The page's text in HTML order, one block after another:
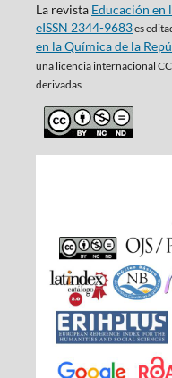
La revista Educación en
eISSN 2344-9683es
en la Química de la
una licencia internacional
derivadas